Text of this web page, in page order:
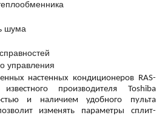
шума
управления
настенных кондиционеров RAS-
известного производителя Toshiba
и наличием удобного пульта
изменять параметры сплит-